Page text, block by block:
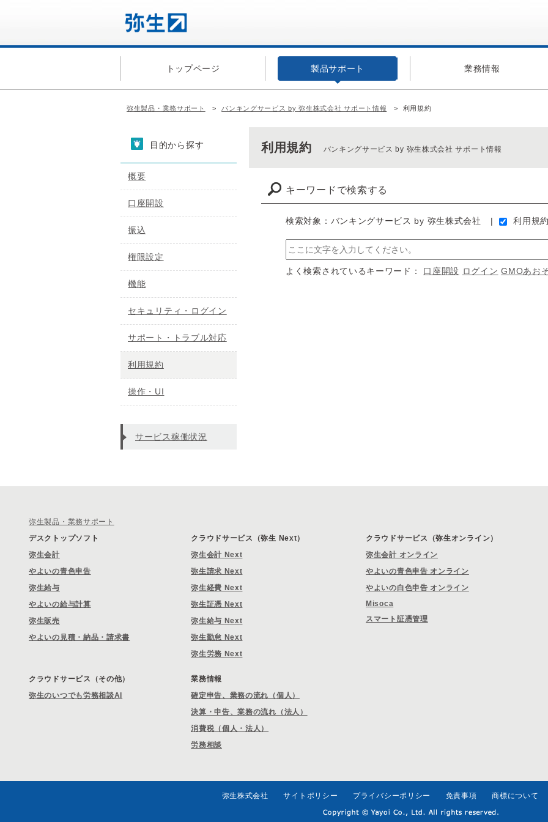
トップページ 製品サポート 業務情報
弥生製品・業務サポート バンキングサービス by 弥生株式会社 サポート情報 利用規約
利用規約 バンキングサービス by 弥生株式会社 サポート情報
キーワードで検索する
検索対象：バンキングサービス by 弥生株式会社 利用規約
よく検索されているキーワード： 口座開設 ログイン GMOあお
目的から探す
概要
口座開設
振込
権限設定
機能
セキュリティ・ログイン
サポート・トラブル対応
利用規約
操作・UI
サービス稼働状況
弥生製品・業務サポート
デスクトップソフト
弥生会計
やよいの青色申告
弥生給与
やよいの給与計算
弥生販売
やよいの見積・納品・請求書
クラウドサービス（弥生 Next）
弥生会計 Next
弥生請求 Next
弥生経費 Next
弥生証憑 Next
弥生給与 Next
弥生勤怠 Next
弥生労務 Next
クラウドサービス（弥生オンライン）
弥生会計 オンライン
やよいの青色申告 オンライン
やよいの白色申告 オンライン
Misoca
スマート証憑管理
クラウドサービス（その他）
弥生のいつでも労務相談AI
業務情報
確定申告、業務の流れ（個人）
決算・申告、業務の流れ（法人）
消費税（個人・法人）
労務相談
弥生株式会社 サイトポリシー プライバシーポリシー 免責事項 商標について